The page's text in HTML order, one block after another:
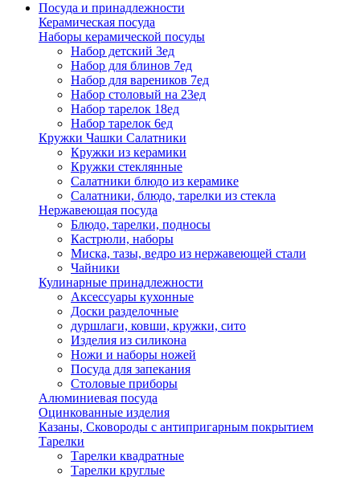
Посуда и принадлежности
Керамическая посуда
Наборы керамической посуды
Набор детский 3ед
Набор для блинов 7ед
Набор для вареников 7ед
Набор столовый на 23ед
Набор тарелок 18ед
Набор тарелок 6ед
Кружки Чашки Салатники
Кружки из керамики
Кружки стеклянные
Салатники блюдо из керамике
Салатники, блюдо, тарелки из стекла
Нержавеющая посуда
Блюдо, тарелки, подносы
Кастрюли, наборы
Миска, тазы, ведро из нержавеющей стали
Чайники
Кулинарные принадлежности
Аксессуары кухонные
Доски разделочные
дуршлаги, ковши, кружки, сито
Изделия из силикона
Ножи и наборы ножей
Посуда для запекания
Столовые приборы
Алюминиевая посуда
Оцинкованные изделия
Казаны, Сковороды с антипригарным покрытием
Тарелки
Тарелки квадратные
Тарелки круглые